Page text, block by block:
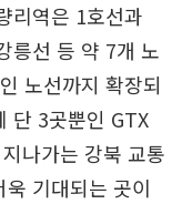
리역은 1호선과
릉선 등 약 7개 노
노선까지 확장되
단 3곳뿐인 GTX
나가는 강북 교통
기대되는 곳이